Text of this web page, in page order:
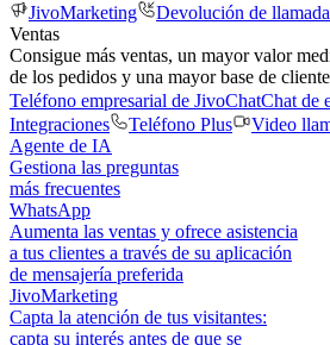
JivoMarketing
Devolución de
Ventas
Consigue más ventas, un mayor valor
de los pedidos y una mayor base de
Teléfono empresarial de JivoChatChat de
Integraciones
Teléfono Plus Video
Agente de IA
Gestiona las preguntas
más frecuentes
WhatsApp
Aumenta las ventas y ofrece asistencia
a tus clientes a través de su aplicación
de mensajería preferida
JivoMarketing
Capta la atención de tus visitantes:
capta su interés antes de que se